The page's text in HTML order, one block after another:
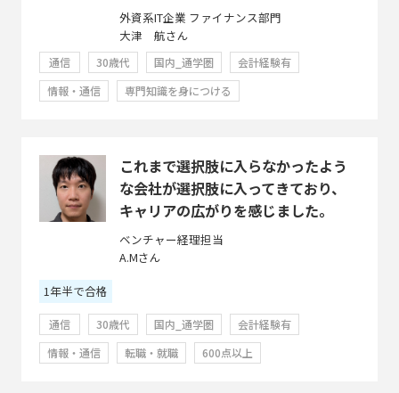
外資系IT企業 ファイナンス部門
大津 航さん
通信 30歳代 国内_通学圏
会計経験有
情報・通信
専門知識を身につける
これまで選択肢に入らなかったよう
な会社が選択肢に入ってきており、
キャリアの広がりを感じました。
ベンチャー経理担当
A.Mさん
1年半で合格
通信 30歳代 国内_通学圏
会計経験有
情報・通信
転職・就職 600点以上